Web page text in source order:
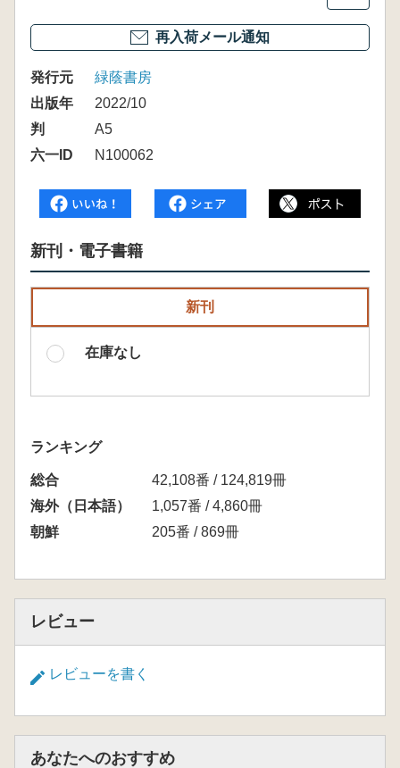
再入荷メール通知
発行元
緑蔭書房
出版年
2022/10
判
A5
六一ID
N100062
新刊・電子書籍
新刊
在庫なし
ランキング
総合
42,108番 / 124,819冊
海外（日本語）
1,057番 / 4,860冊
朝鮮
205番 / 869冊
レビュー
レビューを書く
あなたへのおすすめ